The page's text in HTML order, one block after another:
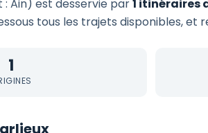
Ain) est desservie par1 itinéraires
tous les trajets disponibles, et
1